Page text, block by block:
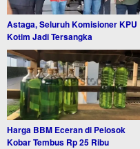
Astaga, Seluruh Komisioner KPU
Kotim Jadi Tersangka
Harga BBM Eceran di Pelosok
Kobar Tembus Rp 25 Ribu